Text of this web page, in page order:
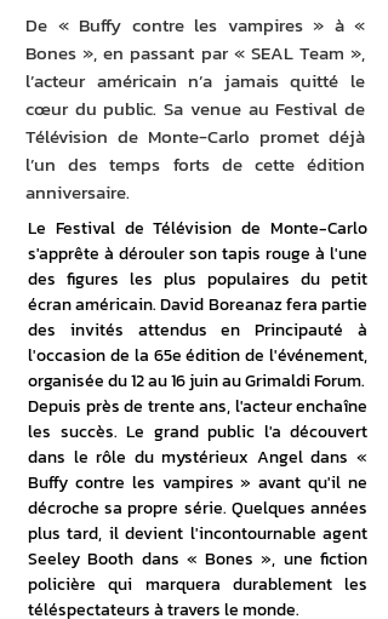
Le Festival de Télévision de Monte-Carlo
s'apprête à dérouler son tapis rouge à l'une
des figures les plus populaires du petit
écran américain. David Boreanaz fera partie
des invités attendus en Principauté à
l'occasion de la 65e édition de l'événement,
organisée du 12 au 16 juin au Grimaldi Forum.
Depuis près de trente ans, l'acteur enchaîne
les succès. Le grand public l'a découvert
dans le rôle du mystérieux Angel dans «
Buffy contre les vampires » avant qu'il ne
décroche sa propre série. Quelques années
plus tard, il devient l'incontournable agent
Seeley Booth dans « Bones », une fiction
policière qui marquera durablement les
téléspectateurs à travers le monde.
De « Buffy contre les vampires » à «
Bones », en passant par « SEAL Team »,
l’acteur américain n’a jamais quitté le
cœur du public. Sa venue au Festival de
Télévision de Monte-Carlo promet déjà
l’un des temps forts de cette édition
anniversaire.